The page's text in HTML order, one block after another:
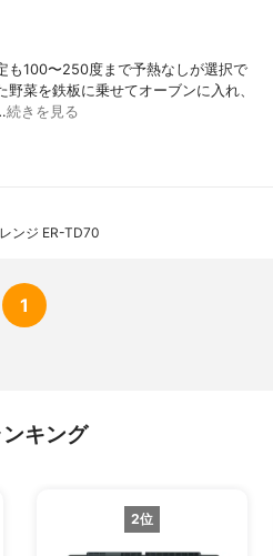
も100〜250度まで予熱なしが選択で
菜を鉄板に乗せてオーブンに入れ、
続きを見る
ンジ ER-TD70
1
キング
2位